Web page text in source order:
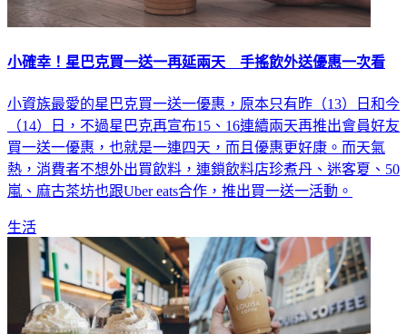
小確幸！星巴克買一送一再延兩天 手搖飲外送優惠一次看
小資族最愛的星巴克買一送一優惠，原本只有昨（13）日和今
（14）日，不過星巴克再宣布15、16連續兩天再推出會員好友
買一送一優惠，也就是一連四天，而且優惠更好康。而天氣
熱，消費者不想外出買飲料，連鎖飲料店珍煮丹、迷客夏、50
嵐、麻古茶坊也跟Uber eats合作，推出買一送一活動。
生活